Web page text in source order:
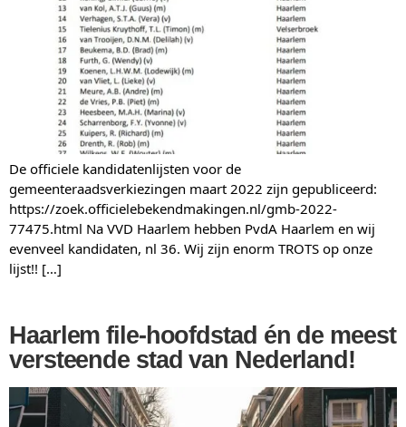
De officiele kandidatenlijsten voor de
gemeenteraadsverkiezingen maart 2022 zijn gepubliceerd:
https://zoek.officielebekendmakingen.nl/gmb-2022-
77475.html Na VVD Haarlem hebben PvdA Haarlem en wij
evenveel kandidaten, nl 36. Wij zijn enorm TROTS op onze
lijst!! […]
Haarlem file-hoofdstad én de meest
versteende stad van Nederland!